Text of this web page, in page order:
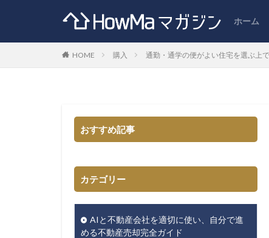
ホーム
HOME 購入 通勤・通学の便がよい住宅を選ぶ上
おすすめ記事
カテゴリー
AIと不動産会社を適切に使い、自分で進
める不動産売却完全ガイド